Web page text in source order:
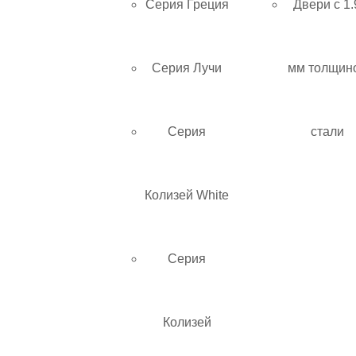
Серия Греция
Серия Лучи
Серия
Колизей White
Серия
Колизей
Двери с
мм
стали